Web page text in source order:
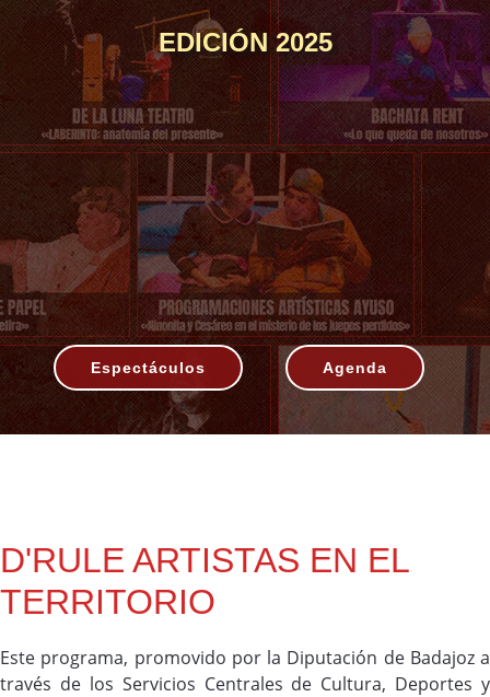
EDICIÓN 2025
Espectáculos Agenda
D'RULE ARTISTAS EN EL
TERRITORIO
Este programa, promovido por la Diputación de Badajoz a
través de los Servicios Centrales de Cultura, Deportes y